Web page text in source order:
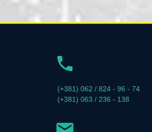
(+381) 062 / 824 - 96 - 74
(+381) 063 / 236 - 138